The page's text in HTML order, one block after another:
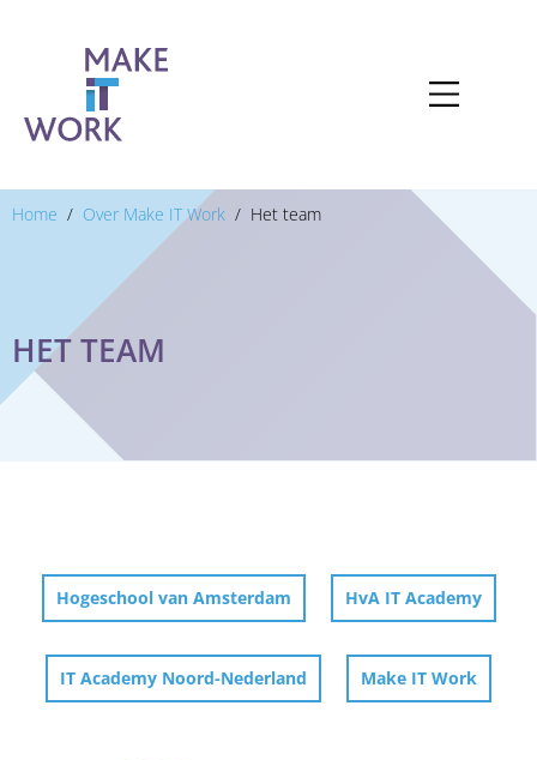
HET TEAM
Home Over Make IT Work Het team
Hogeschool van Amsterdam HvA IT Academy
IT Academy Noord-Nederland Make IT Work